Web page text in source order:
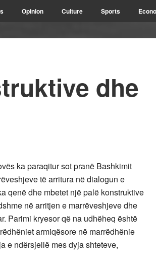
Opinion Culture Sports
dhe
ka paraqitur sot pranë Bashkimit
të arritura në dialogun e
qenë dhe mbetet një palë konstruktive
në arritjen e marrëveshjeve dhe
Parimi kryesor që na udhëheq është
armiqësore në marrëdhënie
e ndërsjellë mes dyja shteteve,